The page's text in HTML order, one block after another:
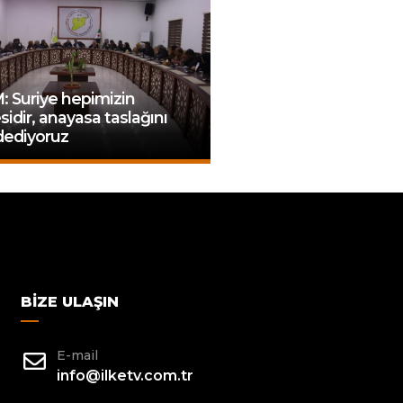
Suriye hepimizin
anayasa taslağını
BIZE ULAŞIN
E-mail
info@ilketv.com.tr